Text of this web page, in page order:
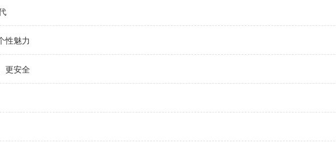
性魅力
更安全